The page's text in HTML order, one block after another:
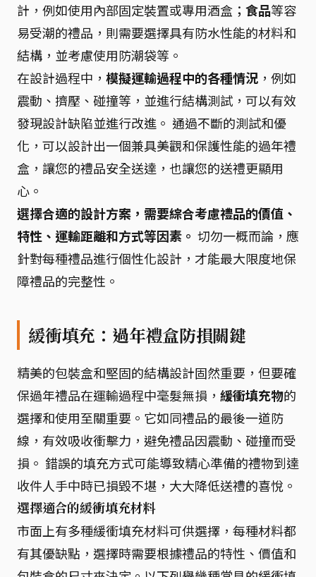
計，例如使用內部固定裝置或專用酒盒； 食品等容
易受潮的禮品，則需要選擇具有防水性能的材料和
結構，並考慮使用防潮袋等。
在設計過程中， 模擬運輸過程中的各種情況 ，例如
震動、擠壓、碰撞等，並進行結構測試，可以有效
發現設計缺陷並進行改進。 通過不斷的測試和優
化，可以設計出一個兼具美觀和保護性能的過年禮
盒，讓您的禮品安全送達，也讓您的送禮更顯用
心。
選擇合適的設計方案，需要綜合考慮禮品的價值、
特性、運輸距離和方式等因素。 切勿一概而論，應
針對每種禮品進行個性化設計，才能最大限度地保
障禮品的完整性。
緩衝填充：過年禮盒防損關鍵
精美的包裝盒和堅固的結構設計固然重要，但要確
保過年禮品在運輸過程中毫髮無損， 緩衝填充物的
選擇和使用至關重要。它如同禮品的最後一道防
線，有效吸收衝擊力，避免禮品因震動、碰撞而受
損。 錯誤的填充方式可能導致精心準備的禮物到達
收件人手中時已損毀不堪，大大降低送禮的喜悅。
選擇適合的緩衝填充材料
市面上有多種緩衝填充材料可供選擇，每種材料都
有其優缺點，選擇時需要根據禮品的特性、價值和